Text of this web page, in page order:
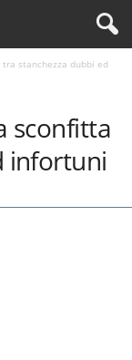
stanchezza dubbi ed
sconfitta
infortuni